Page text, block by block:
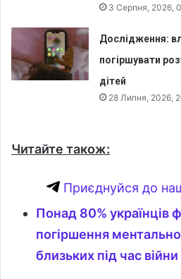
3 Серпня, 2026,
Дослідження:
погіршувати
дітей
28 Липня, 2026,
Читайте також:
Приєднуйся до
Понад 80% українців
погіршення
близьких під час війни